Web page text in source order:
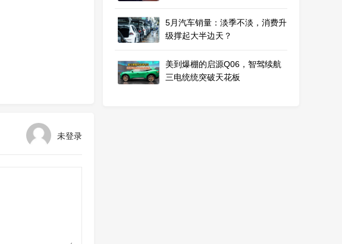
未登录
5月汽车销量：淡季不淡，消费升
级撑起大半边天？
美到爆棚的启源Q06，智驾续航
三电统统突破天花板